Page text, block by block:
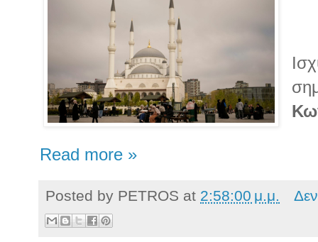
Read more »
Posted by PETROS at 2:58:00 μ.μ.